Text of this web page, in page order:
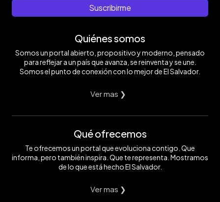
Suscribirme
Quiénes somos
Somos un portal abierto, propositivo y moderno, pensado
para reflejar a un país que avanza, se reinventa y se une.
Somos el punto de conexión con lo mejor de El Salvador.
Ver mas ❯
Qué ofrecemos
Te ofrecemos un portal que evoluciona contigo. Que
informa, pero también inspira. Que te representa. Mostramos
de lo que está hecho El Salvador.
Ver mas ❯